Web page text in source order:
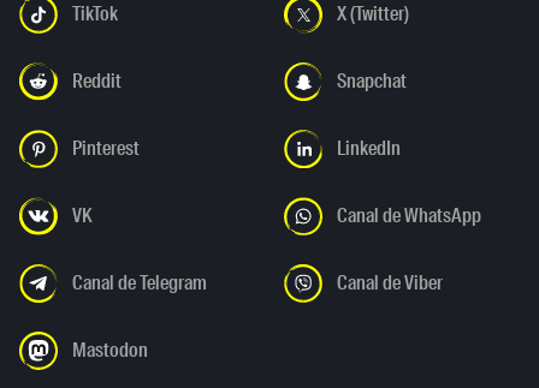
TikTok X (Twitter)
Reddit Snapchat
Pinterest LinkedIn
VK Canal de WhatsApp
Canal de Telegram Canal de Viber
Mastodon